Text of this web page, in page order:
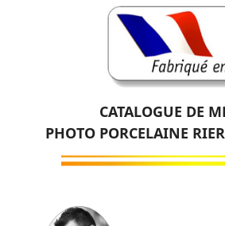
CATALOGUE DE
PHOTO PORCELAINE